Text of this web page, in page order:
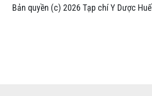
Bản quyền (c) 2026 Tạp chí Y Dược Huế